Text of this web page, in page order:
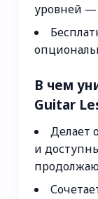
уровней —
В чем
Guitar
Делает
и